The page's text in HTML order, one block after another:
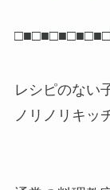
レシピのない
ノリノリキッ